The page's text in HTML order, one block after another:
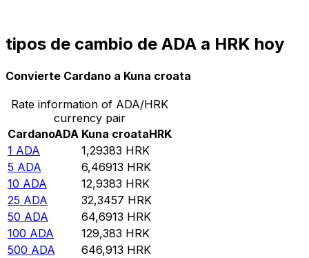
tipos de cambio de ADA a HRK hoy
Convierte Cardano a Kuna croata
Rate information of ADA/HRK
currency pair
CardanoADA Kuna croataHRK
1 ADA 1,29383 HRK
5 ADA 6,46913 HRK
10 ADA 12,9383 HRK
25 ADA 32,3457 HRK
50 ADA 64,6913 HRK
100 ADA 129,383 HRK
500 ADA 646,913 HRK